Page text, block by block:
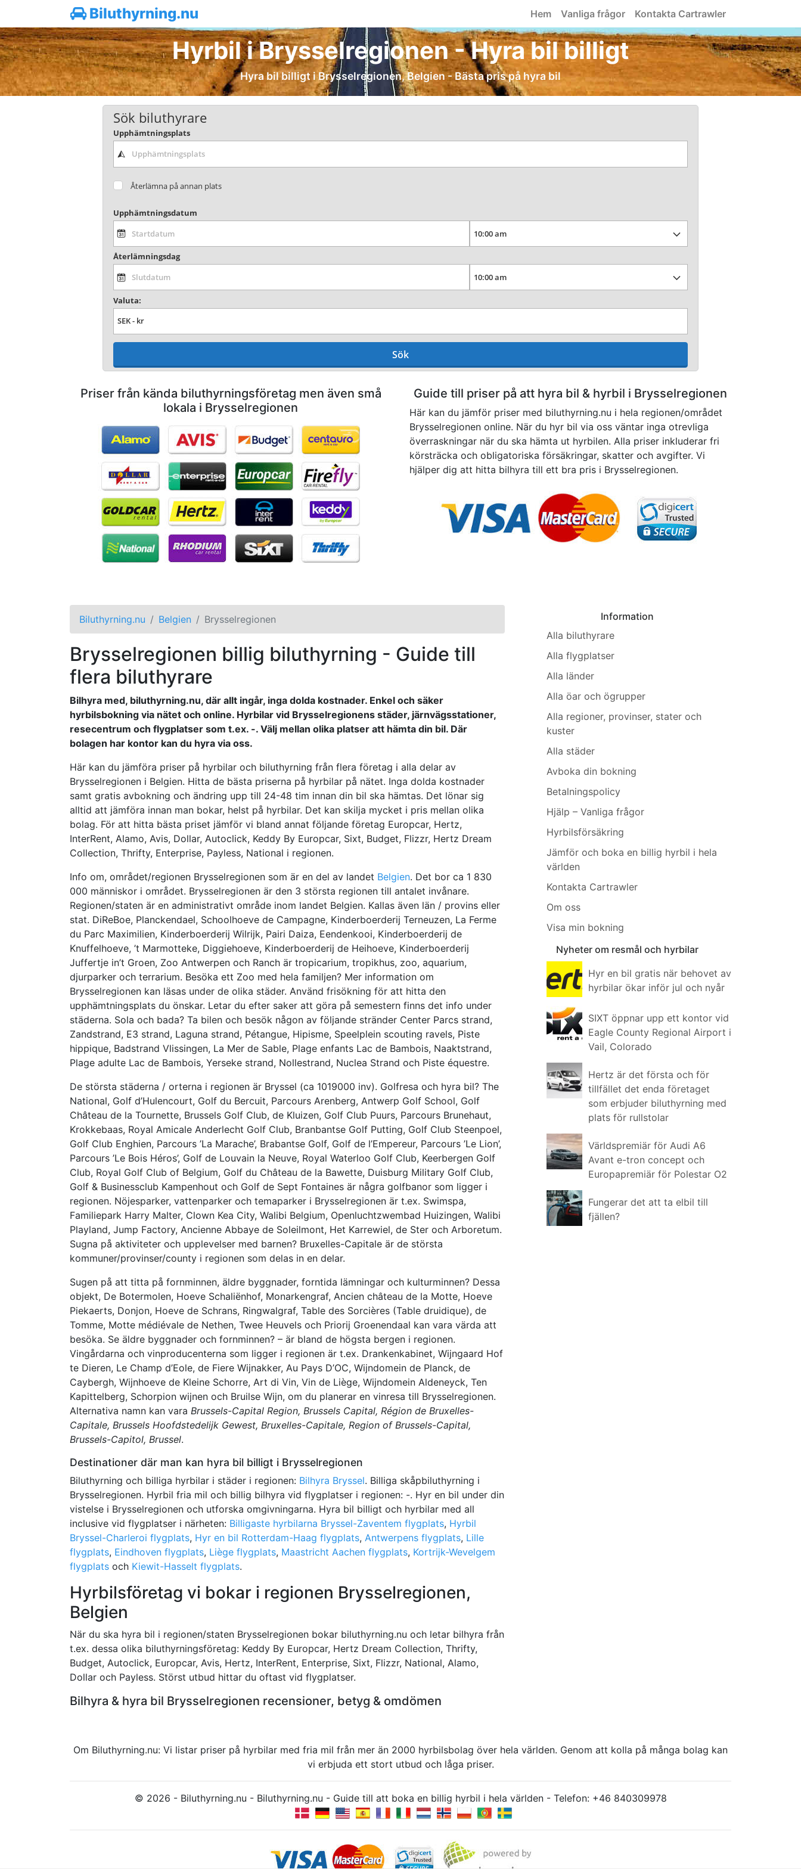
Biluthyrning.nu Hem Vanliga frågor Kontakta Cartrawler
Hyrbil i Brysselregionen - Hyra bil billigt
Hyra bil billigt i Brysselregionen, Belgien - Bästa pris på hyra bil
Sök biluthyrare
Upphämtningsplats
Återlämna på annan plats
Upphämtningsdatum
Återlämningsdag
Valuta:
Sök
Priser från kända biluthyrningsföretag men även små
lokala i Brysselregionen
Guide till priser på att hyra bil & hyrbil i Brysselregionen
Här kan du jämför priser med biluthyrning.nu i hela regionen/området
Brysselregionen online. När du hyr bil via oss väntar inga otrevliga
överraskningar när du ska hämta ut hyrbilen. Alla priser inkluderar fri
körsträcka och obligatoriska försäkringar, skatter och avgifter. Vi
hjälper dig att hitta bilhyra till ett bra pris i Brysselregionen.
Biluthyrning.nu Belgien Brysselregionen
Brysselregionen billig biluthyrning - Guide till
flera biluthyrare
Bilhyra med, biluthyrning.nu, där allt ingår, inga dolda kostnader. Enkel och säker
hyrbilsbokning via nätet och online. Hyrbilar vid Brysselregionens städer, järnvägsstationer,
resecentrum och flygplatser som t.ex. -. Välj mellan olika platser att hämta din bil. Där
bolagen har kontor kan du hyra via oss.
Här kan du jämföra priser på hyrbilar och biluthyrning från flera företag i alla delar av
Brysselregionen i Belgien. Hitta de bästa priserna på hyrbilar på nätet. Inga dolda kostnader
samt gratis avbokning och ändring upp till 24-48 tim innan din bil ska hämtas. Det lönar sig
alltid att jämföra innan man bokar, helst på hyrbilar. Det kan skilja mycket i pris mellan olika
bolag. För att hitta bästa priset jämför vi bland annat följande företag Europcar, Hertz,
InterRent, Alamo, Avis, Dollar, Autoclick, Keddy By Europcar, Sixt, Budget, Flizzr, Hertz Dream
Collection, Thrifty, Enterprise, Payless, National i regionen.
Info om, området/regionen Brysselregionen som är en del av landet Belgien. Det bor ca 1 830
000 människor i området. Brysselregionen är den 3 största regionen till antalet invånare.
Regionen/staten är en administrativt område inom landet Belgien. Kallas även län / provins eller
stat. DiReBoe, Planckendael, Schoolhoeve de Campagne, Kinderboerderij Terneuzen, La Ferme
du Parc Maximilien, Kinderboerderij Wilrijk, Pairi Daiza, Eendenkooi, Kinderboerderij de
Knuffelhoeve, ’t Marmotteke, Diggiehoeve, Kinderboerderij de Heihoeve, Kinderboerderij
Juffertje in’t Groen, Zoo Antwerpen och Ranch är tropicarium, tropikhus, zoo, aquarium,
djurparker och terrarium. Besöka ett Zoo med hela familjen? Mer information om
Brysselregionen kan läsas under de olika städer. Använd frisökning för att hitta den
upphämtningsplats du önskar. Letar du efter saker att göra på semestern finns det info under
städerna. Sola och bada? Ta bilen och besök någon av följande stränder Center Parcs strand,
Zandstrand, E3 strand, Laguna strand, Pétangue, Hipisme, Speelplein scouting ravels, Piste
hippique, Badstrand Vlissingen, La Mer de Sable, Plage enfants Lac de Bambois, Naaktstrand,
Plage adulte Lac de Bambois, Yerseke strand, Nollestrand, Nuclea Strand och Piste équestre.
De största städerna / orterna i regionen är Bryssel (ca 1019000 inv). Golfresa och hyra bil? The
National, Golf d’Hulencourt, Golf du Bercuit, Parcours Arenberg, Antwerp Golf School, Golf
Château de la Tournette‎, Brussels Golf Club, de Kluizen, Golf Club Puurs, Parcours Brunehaut,
Krokkebaas, Royal Amicale Anderlecht Golf Club, Branbantse Golf Putting, Golf Club Steenpoel,
Golf Club Enghien, Parcours ’La Marache’, Brabantse Golf, Golf de l’Empereur, Parcours ’Le Lion’,
Parcours ’Le Bois Héros’, Golf de Louvain la Neuve, Royal Waterloo Golf Club, Keerbergen Golf
Club, Royal Golf Club of Belgium, Golf du Château de la Bawette, Duisburg Military Golf Club,
Golf & Businessclub Kampenhout och Golf de Sept Fontaines är några golfbanor som ligger i
regionen. Nöjesparker, vattenparker och temaparker i Brysselregionen är t.ex. Swimspa,
Familiepark Harry Malter, Clown Kea City, Walibi Belgium, Openluchtzwembad Huizingen, Walibi
Playland, Jump Factory, Ancienne Abbaye de Soleilmont, Het Karrewiel, de Ster och Arboretum.
Sugna på aktiviteter och upplevelser med barnen? Bruxelles-Capitale är de största
kommuner/provinser/county i regionen som delas in en delar.
Sugen på att titta på fornminnen, äldre byggnader, forntida lämningar och kulturminnen? Dessa
objekt, De Botermolen, Hoeve Schaliënhof, Monarkengraf, Ancien château de la Motte, Hoeve
Piekaerts, Donjon, Hoeve de Schrans, Ringwalgraf, Table des Sorcières (Table druidique), de
Tomme, Motte médiévale de Nethen, Twee Heuvels och Priorij Groenendaal kan vara värda att
besöka. Se äldre byggnader och fornminnen? – är bland de högsta bergen i regionen.
Vingårdarna och vinproducenterna som ligger i regionen är t.ex. Drankenkabinet, Wijngaard Hof
te Dieren, Le Champ d’Eole, de Fiere Wijnakker, Au Pays D’OC, Wijndomein de Planck, de
Caybergh, Wijnhoeve de Kleine Schorre, Art di Vin, Vin de Liège, Wijndomein Aldeneyck, Ten
Kapittelberg, Schorpion wijnen och Bruilse Wijn, om du planerar en vinresa till Brysselregionen.
Alternativa namn kan vara Brussels-Capital Region, Brussels Capital, Région de Bruxelles-
Capitale, Brussels Hoofdstedelijk Gewest, Bruxelles-Capitale, Region of Brussels-Capital,
Brussels-Capitol, Brussel.
Destinationer där man kan hyra bil billigt i Brysselregionen
Biluthyrning och billiga hyrbilar i städer i regionen: Bilhyra Bryssel. Billiga skåpbiluthyrning i
Brysselregionen. Hyrbil fria mil och billig bilhyra vid flygplatser i regionen: -. Hyr en bil under din
vistelse i Brysselregionen och utforska omgivningarna. Hyra bil billigt och hyrbilar med all
inclusive vid flygplatser i närheten: Billigaste hyrbilarna Bryssel-Zaventem flygplats, Hyrbil
Bryssel-Charleroi flygplats, Hyr en bil Rotterdam-Haag flygplats, Antwerpens flygplats, Lille
flygplats, Eindhoven flygplats, Liège flygplats, Maastricht Aachen flygplats, Kortrijk-Wevelgem
flygplats och Kiewit-Hasselt flygplats.
Hyrbilsföretag vi bokar i regionen Brysselregionen,
Belgien
När du ska hyra bil i regionen/staten Brysselregionen bokar biluthyrning.nu och letar bilhyra från
t.ex. dessa olika biluthyrningsföretag: Keddy By Europcar, Hertz Dream Collection, Thrifty,
Budget, Autoclick, Europcar, Avis, Hertz, InterRent, Enterprise, Sixt, Flizzr, National, Alamo,
Dollar och Payless. Störst utbud hittar du oftast vid flygplatser.
Bilhyra & hyra bil Brysselregionen recensioner, betyg & omdömen
Information
Alla biluthyrare
Alla flygplatser
Alla länder
Alla öar och ögrupper
Alla regioner, provinser, stater och
kuster
Alla städer
Avboka din bokning
Betalningspolicy
Hjälp – Vanliga frågor
Hyrbilsförsäkring
Jämför och boka en billig hyrbil i hela
världen
Kontakta Cartrawler
Om oss
Visa min bokning
Nyheter om resmål och hyrbilar
Hyr en bil gratis när behovet av
hyrbilar ökar inför jul och nyår
SIXT öppnar upp ett kontor vid
Eagle County Regional Airport i
Vail, Colorado
Hertz är det första och för
tillfället det enda företaget
som erbjuder biluthyrning med
plats för rullstolar
Världspremiär för Audi A6
Avant e-tron concept och
Europapremiär för Polestar O2
Fungerar det att ta elbil till
fjällen?
Om Biluthyrning.nu: Vi listar priser på hyrbilar med fria mil från mer än 2000 hyrbilsbolag över hela världen. Genom att kolla på många bolag kan
vi erbjuda ett stort utbud och låga priser.
© 2026 - Biluthyrning.nu - Biluthyrning.nu - Guide till att boka en billig hyrbil i hela världen - Telefon: +46 840309978